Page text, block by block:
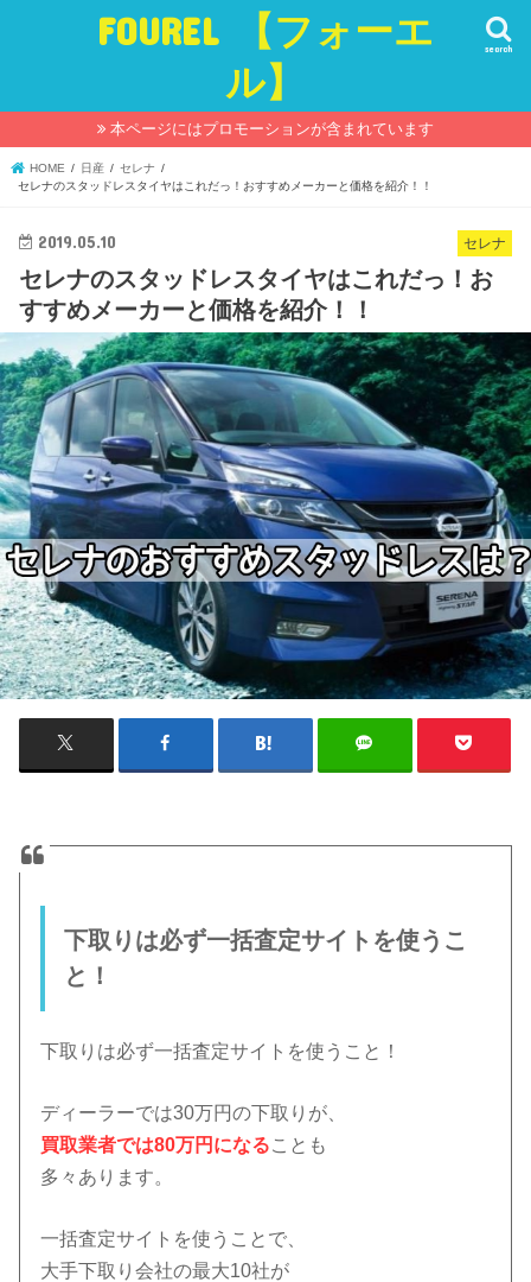
FOUREL 【フォーエ
ル】
search
本ページにはプロモーションが含まれています
HOME 日産
セレナ
セレナのスタッドレスタイヤはこれだっ！おすすめメーカーと価格を紹介！！
セレナ
2019.05.10
セレナのスタッドレスタイヤはこれだっ！お
すすめメーカーと価格を紹介！！
下取りは必ず一括査定サイトを使うこ
と！
下取りは必ず一括査定サイトを使うこと！
ディーラーでは30万円の下取りが、
買取業者では80万円になることも
多々あります。
一括査定サイトを使うことで、
大手下取り会社の最大10社が